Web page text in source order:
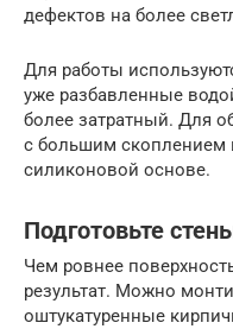
дефектов на более
Для работы
уже разбавленные
более затратный. Для
с большим скоплением
силиконовой основе.
Подготовьте
Чем ровнее
результат. Можно
оштукатуренные